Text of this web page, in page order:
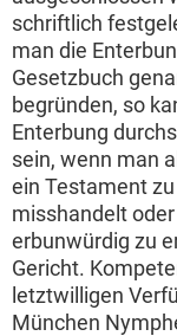
schriftlich
man die
Gesetzbuch
begründen, so
Enterbung
sein, wenn man
ein Testament
misshandelt
erbunwürdig zu
Gericht.
letztwilligen
München